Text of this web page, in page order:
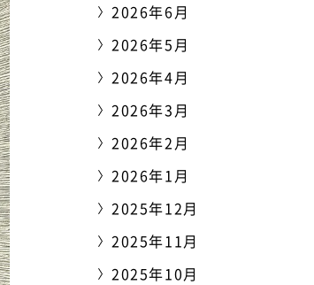
2026年6月
2026年5月
2026年4月
2026年3月
2026年2月
2026年1月
2025年12月
2025年11月
2025年10月